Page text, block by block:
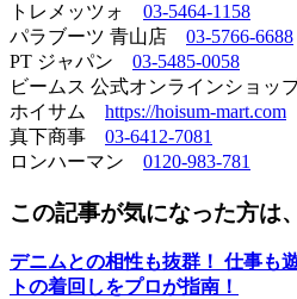
トレメッツォ 03-5464-1158
パラブーツ 青山店 03-5766-6688
PT ジャパン 03-5485-0058
ビームス 公式オンラインショッ
ホイサム https://hoisum-mart.com
真下商事 03-6412-7081
ロンハーマン 0120-983-781
この記事が気になった方は
デニムとの相性も抜群！ 仕事も
トの着回しをプロが指南！